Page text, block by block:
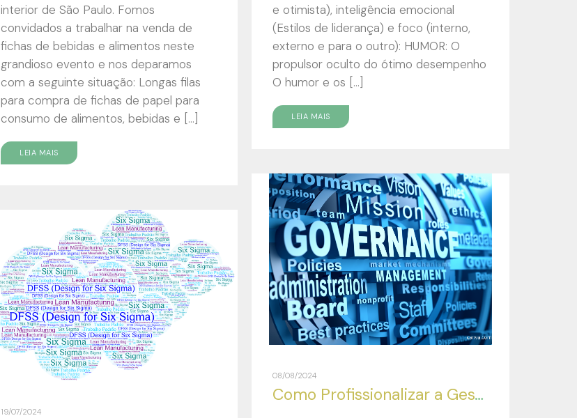
e otimista), inteligência emocional
(Estilos de liderança) e foco (interno,
externo e para o outro): HUMOR: O
propulsor oculto do ótimo desempenho
O humor e os […]
LEIA MAIS
interior de São Paulo. Fomos
convidados a trabalhar na venda de
fichas de bebidas e alimentos neste
grandioso evento e nos deparamos
com a seguinte situação: Longas filas
para compra de fichas de papel para
consumo de alimentos, bebidas e […]
LEIA MAIS
08/08/2024
Como Profissionalizar a Gestão de minha Empresa?
19/07/2024